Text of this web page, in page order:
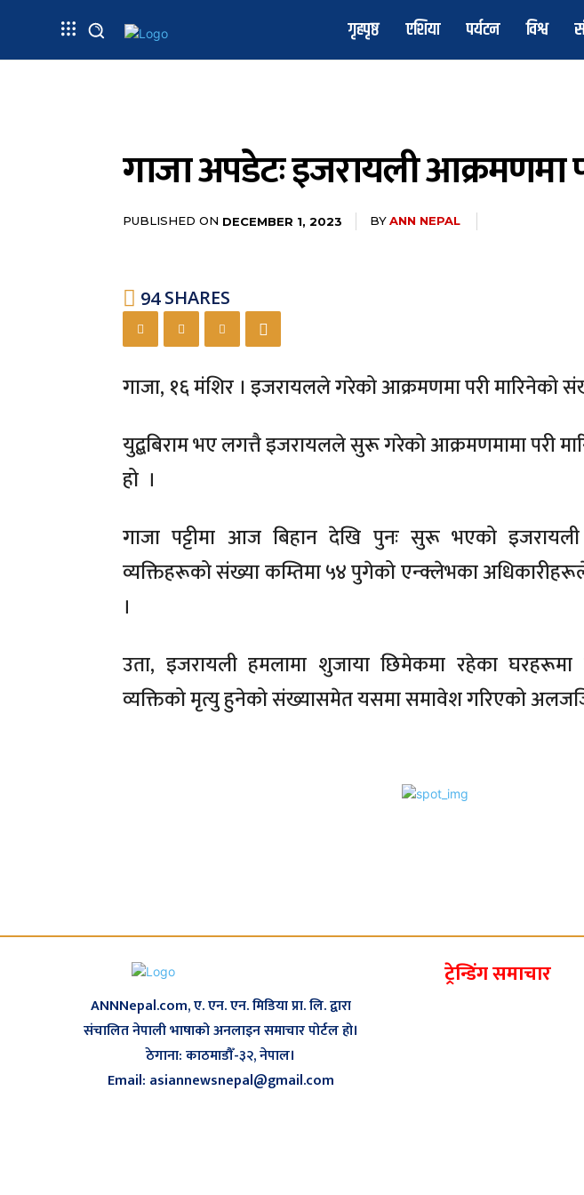
गृहपृष्ठ एशिया पर्यटन विश्व
गाजा अपडेटः इजरायली आक्रमणमा
PUBLISHED ON DECEMBER 1, 2023 BYANN NEPAL
94 SHARES
गाजा, १६ मंशिर । इजरायलले गरेको आक्रमणमा परी मारिनेको
युद्बबिराम भए लगत्तै इजरायलले सुरू गरेको आक्रमणमामा परी
हो ।
गाजा पट्टीमा आज बिहान देखि पुनः सुरू भएको
व्यक्तिहरूको संख्या कम्तिमा ५४ पुगेको एन्क्लेभका
।
उता, इजरायली हमलामा शुजाया छिमेकमा रहेका घरहरूमा
व्यक्तिको मृत्यु हुनेको संख्यासमेत यसमा समावेश गरिएको
ANNNepal.com, ए. एन. एन. मिडिया प्रा. लि. द्वारा
संचालित नेपाली भाषाको अनलाइन समाचार पोर्टल हो।
ठेगाना: काठमाडौँ-३२, नेपाल।
Email: asiannewsnepal@gmail.com
ट्रेन्डिंग समाचार